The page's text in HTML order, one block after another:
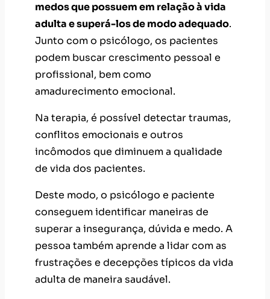
medos que possuem em relação à vida
adulta e superá-los de modo adequado.
Junto com o psicólogo, os pacientes
podem buscar crescimento pessoal e
profissional, bem como
amadurecimento emocional.
Na terapia, é possível detectar traumas,
conflitos emocionais e outros
incômodos que diminuem a qualidade
de vida dos pacientes.
Deste modo, o psicólogo e paciente
conseguem identificar maneiras de
superar a insegurança, dúvida e medo. A
pessoa também aprende a lidar com as
frustrações e decepções típicos da vida
adulta de maneira saudável.